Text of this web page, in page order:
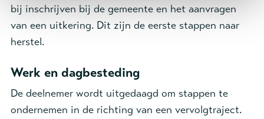
bij inschrijven bij de gemeente en het aanvragen
van een uitkering. Dit zijn de eerste stappen naar
herstel.
Werk en dagbesteding
De deelnemer wordt uitgedaagd om stappen te
ondernemen in de richting van een vervolgtraject.